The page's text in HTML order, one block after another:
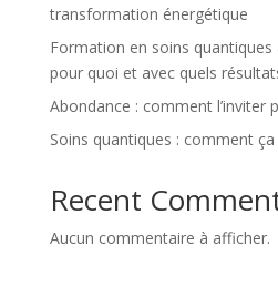
transformation énergétique
Formation en soins
pour quoi et avec quels
Abondance : comment l’inviter
Soins quantiques : comment
Recent
Aucun commentaire à afficher.